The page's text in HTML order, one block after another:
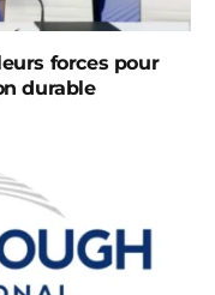
forces pour
durable